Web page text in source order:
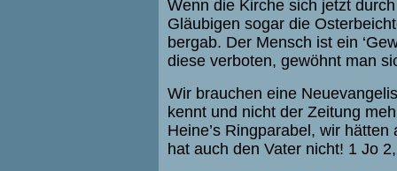
Wenn die Kirche sich jetzt
Gläubigen sogar die
bergab. Der Mensch ist ein
diese verboten, gewöhnt man
Wir brauchen eine
kennt und nicht der Zeitung
Heine’s Ringparabel, wir
hat auch den Vater nicht! 1 Jo